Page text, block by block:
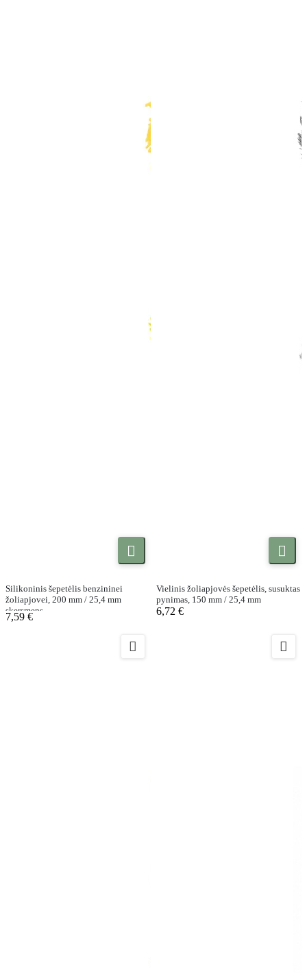

Silikoninis šepetėlis benzininei
žoliapjovei, 200 mm / 25,4 mm
skersmens
7,59 €

Vielinis žoliapjovės šepetėlis, susuktas
pynimas, 150 mm / 25,4 mm
6,72 €
 